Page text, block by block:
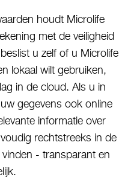
houdt Microlife
met de veiligheid
u zelf of u Microlife
lokaal wilt gebruiken,
in de cloud. Als u in
gegevens ook online
informatie over
rechtstreeks in de
- transparant en